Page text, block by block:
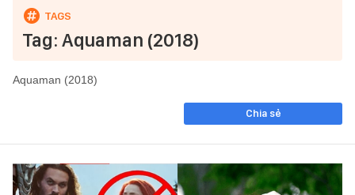
Tag: Aquaman (2018)
Aquaman (2018)
Chia sẻ